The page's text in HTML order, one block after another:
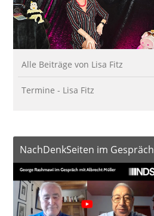
Alle Beiträge von Lisa Fitz
Termine - Lisa Fitz
NachDenkSeiten im Gespräch